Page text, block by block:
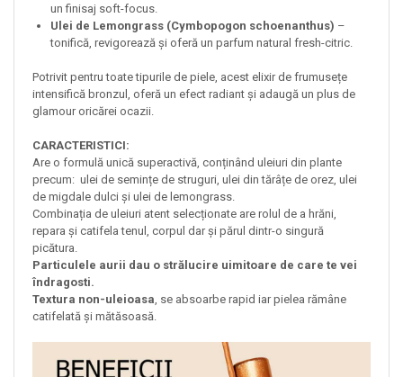
un finisaj soft-focus.
Ulei de Lemongrass (Cymbopogon schoenanthus) –
tonifică, revigorează și oferă un parfum natural fresh-citric.
Potrivit pentru toate tipurile de piele, acest elixir de frumusețe
intensifică bronzul, oferă un efect radiant și adaugă un plus de
glamour oricărei ocazii.
CARACTERISTICI:
Are o formulă unică superactivă, conținând uleiuri din plante
precum: ulei de semințe de struguri, ulei din tărâțe de orez, ulei
de migdale dulci și ulei de lemongrass.
Combinația de uleiuri atent selecționate are rolul de a hrăni,
repara și catifela tenul, corpul dar și părul dintr-o singură
picătura.
Particulele aurii dau o strălucire uimitoare de care te vei
îndragosti.
Textura non-uleioasa , se absoarbe rapid iar pielea rămâne
catifelată și mătăsoasă.